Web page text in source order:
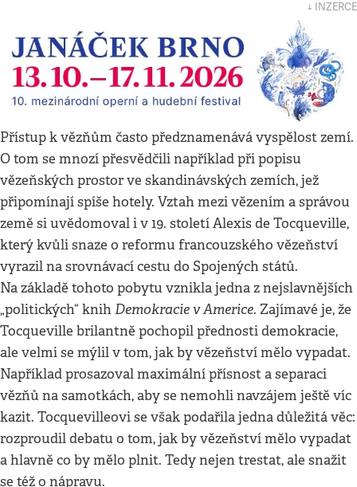
↓ INZERCE
Přístup k vězňům často předznamenává vyspělost zemí.
O tom se mnozí přesvědčili například při popisu
vězeňských prostor ve skandinávských zemích, jež
připomínají spíše hotely. Vztah mezi vězením a správou
země si uvědomoval i v 19. století Alexis de Tocqueville,
který kvůli snaze o reformu francouzského vězeňství
vyrazil na srovnávací cestu do Spojených států.
Na základě tohoto pobytu vznikla jedna z nejslavnějších
„politických“ knihDemokracie v Americe. Zajímavé je, že
Tocqueville brilantně pochopil přednosti demokracie,
ale velmi se mýlil v tom, jak by vězeňství mělo vypadat.
Například prosazoval maximální přísnost a separaci
vězňů na samotkách, aby se nemohli navzájem ještě víc
kazit. Tocquevilleovi se však podařila jedna důležitá věc:
rozproudil debatu o tom, jak by vězeňství mělo vypadat
a hlavně co by mělo plnit. Tedy nejen trestat, ale snažit
se též o nápravu.